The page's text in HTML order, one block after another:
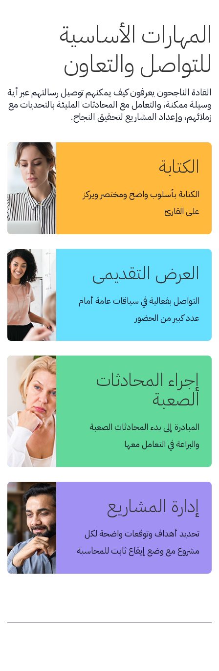
المهارات الأساسية
للتواصل والتعاون
القادة الناجحون يعرفون كيف يمكنهم توصيل رسالتهم عبر أية
وسيلة ممكنة، والتعامل مع المحادثات المليئة بالتحديات مع
زملائهم، وإعداد المشاريع لتحقيق النجاح.
الكتابة
الكتابة بأسلوب واضح ومختصر ويركز
على القارئ
العرض التقديمي
التواصل بفعالية في سياقات عامة أمام
عدد كبير من الحضور
إجراء المحادثات
الصعبة
المبادرة إلى بدء المحادثات الصعبة
والبراعة في التعامل معها
إدارة المشاريع
تحديد أهداف وتوقعات واضحة لكل
مشروع مع وضع إيقاع ثابت للمحاسبة